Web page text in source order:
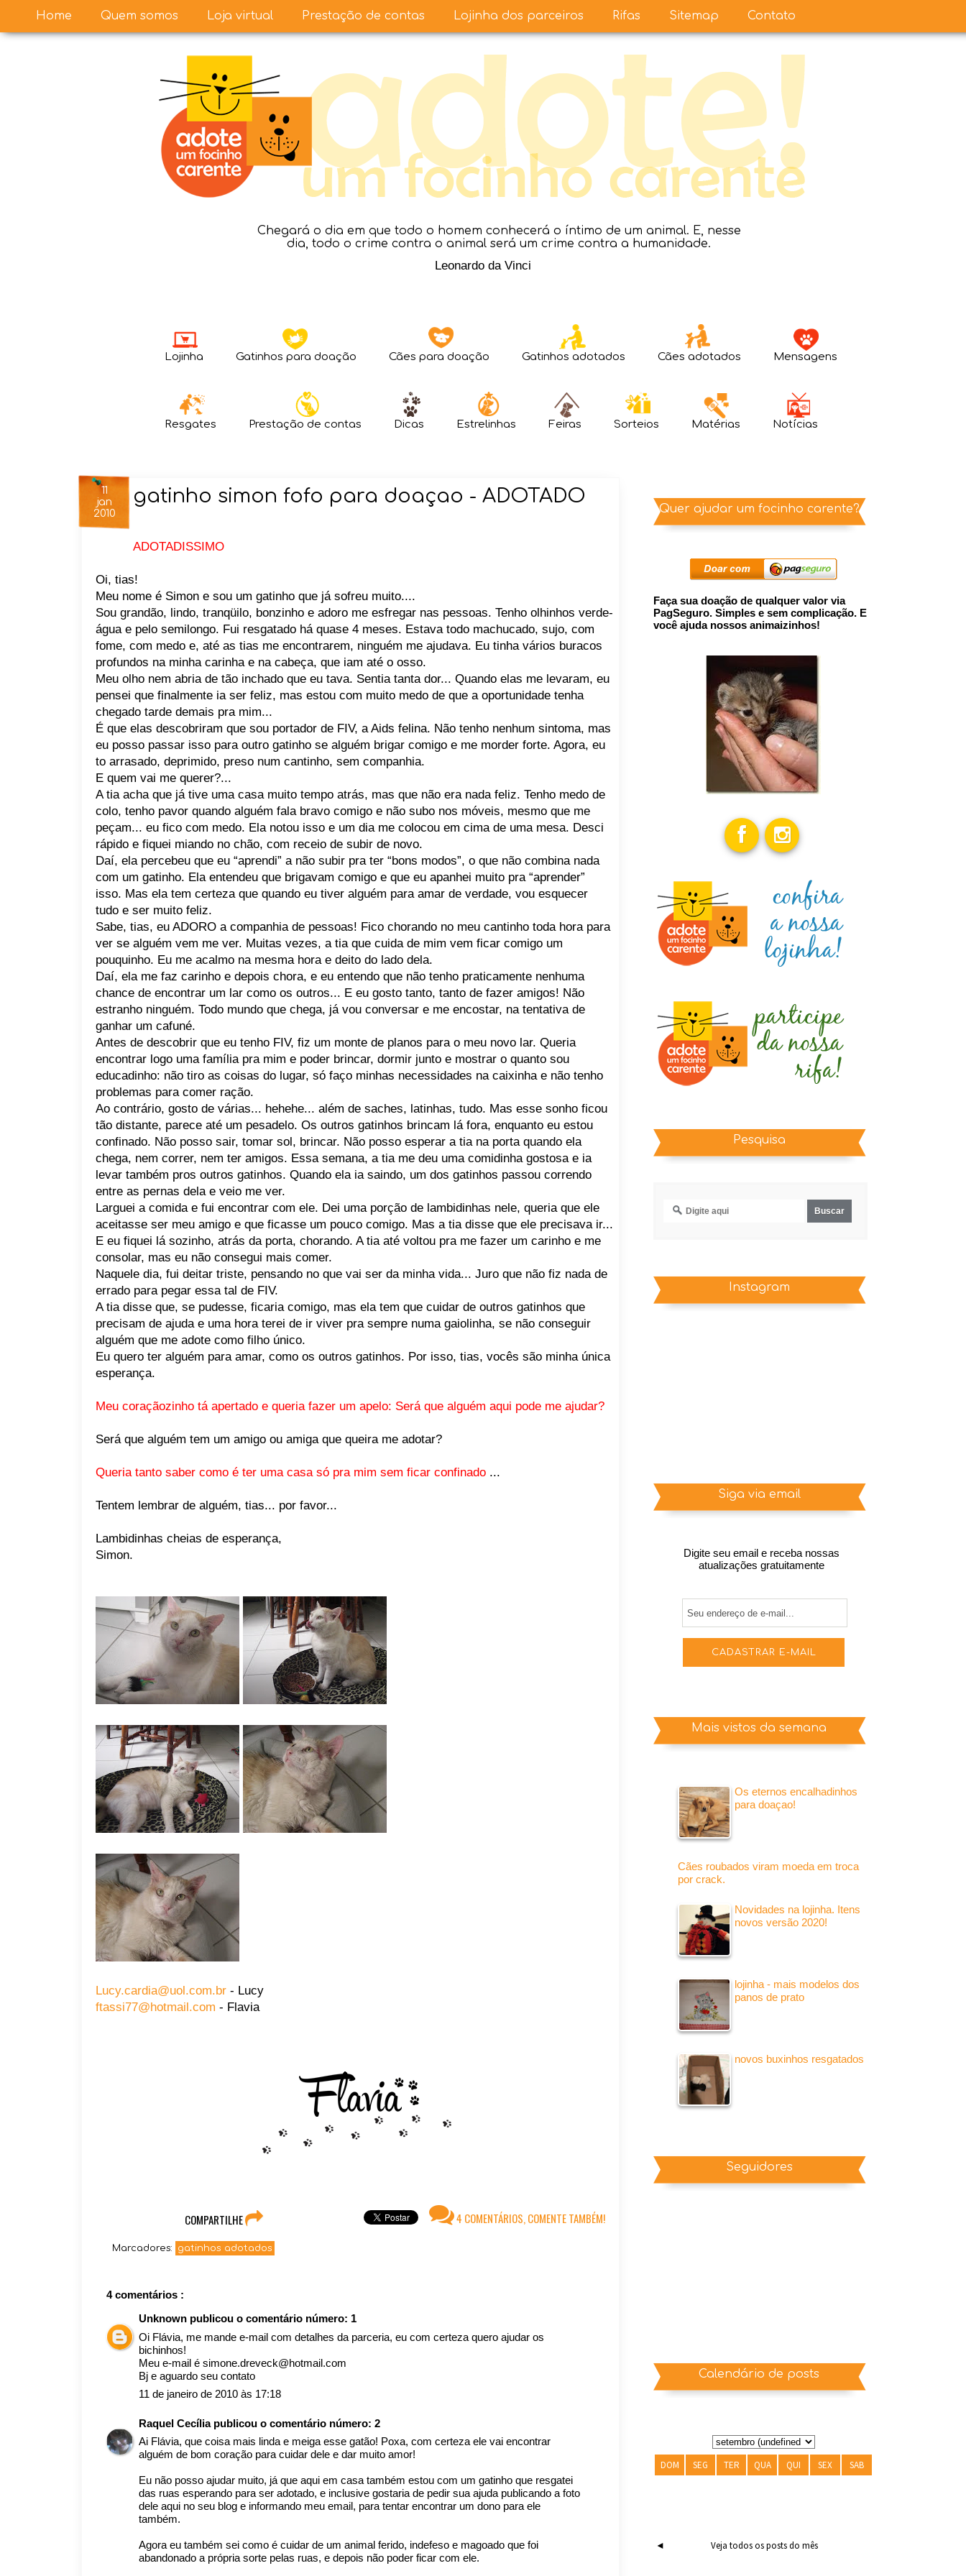
Chegará o dia em que todo o homem conhecerá o íntimo de um animal. E, nesse
dia, todo o crime contra o animal será um crime contra a humanidade.
Leonardo da Vinci
Lojinha Gatinhos para doação Cães para doação Gatinhos adotados Cães adotados Mensagens
Resgates Prestação de contas Dicas Estrelinhas Feiras Sorteios Matérias Notícias
11
jan
2010
gatinho simon fofo para doaçao - ADOTADO
ADOTADISSIMO
Oi, tias!
Meu nome é Simon e sou um gatinho que já sofreu muito....
Sou grandão, lindo, tranqüilo, bonzinho e adoro me esfregar nas pessoas. Tenho olhinhos verde-
água e pelo semilongo. Fui resgatado há quase 4 meses. Estava todo machucado, sujo, com
fome, com medo e, até as tias me encontrarem, ninguém me ajudava. Eu tinha vários buracos
profundos na minha carinha e na cabeça, que iam até o osso.
Meu olho nem abria de tão inchado que eu tava. Sentia tanta dor... Quando elas me levaram, eu
pensei que finalmente ia ser feliz, mas estou com muito medo de que a oportunidade tenha
chegado tarde demais pra mim...
É que elas descobriram que sou portador de FIV, a Aids felina. Não tenho nenhum sintoma, mas
eu posso passar isso para outro gatinho se alguém brigar comigo e me morder forte. Agora, eu
to arrasado, deprimido, preso num cantinho, sem companhia.
E quem vai me querer?...
A tia acha que já tive uma casa muito tempo atrás, mas que não era nada feliz. Tenho medo de
colo, tenho pavor quando alguém fala bravo comigo e não subo nos móveis, mesmo que me
peçam... eu fico com medo. Ela notou isso e um dia me colocou em cima de uma mesa. Desci
rápido e fiquei miando no chão, com receio de subir de novo.
Daí, ela percebeu que eu “aprendi” a não subir pra ter “bons modos”, o que não combina nada
com um gatinho. Ela entendeu que brigavam comigo e que eu apanhei muito pra “aprender”
isso. Mas ela tem certeza que quando eu tiver alguém para amar de verdade, vou esquecer
tudo e ser muito feliz.
Sabe, tias, eu ADORO a companhia de pessoas! Fico chorando no meu cantinho toda hora para
ver se alguém vem me ver. Muitas vezes, a tia que cuida de mim vem ficar comigo um
pouquinho. Eu me acalmo na mesma hora e deito do lado dela.
Daí, ela me faz carinho e depois chora, e eu entendo que não tenho praticamente nenhuma
chance de encontrar um lar como os outros... E eu gosto tanto, tanto de fazer amigos! Não
estranho ninguém. Todo mundo que chega, já vou conversar e me encostar, na tentativa de
ganhar um cafuné.
Antes de descobrir que eu tenho FIV, fiz um monte de planos para o meu novo lar. Queria
encontrar logo uma família pra mim e poder brincar, dormir junto e mostrar o quanto sou
educadinho: não tiro as coisas do lugar, só faço minhas necessidades na caixinha e não tenho
problemas para comer ração.
Ao contrário, gosto de várias... hehehe... além de saches, latinhas, tudo. Mas esse sonho ficou
tão distante, parece até um pesadelo. Os outros gatinhos brincam lá fora, enquanto eu estou
confinado. Não posso sair, tomar sol, brincar. Não posso esperar a tia na porta quando ela
chega, nem correr, nem ter amigos. Essa semana, a tia me deu uma comidinha gostosa e ia
levar também pros outros gatinhos. Quando ela ia saindo, um dos gatinhos passou correndo
entre as pernas dela e veio me ver.
Larguei a comida e fui encontrar com ele. Dei uma porção de lambidinhas nele, queria que ele
aceitasse ser meu amigo e que ficasse um pouco comigo. Mas a tia disse que ele precisava ir...
E eu fiquei lá sozinho, atrás da porta, chorando. A tia até voltou pra me fazer um carinho e me
consolar, mas eu não consegui mais comer.
Naquele dia, fui deitar triste, pensando no que vai ser da minha vida... Juro que não fiz nada de
errado para pegar essa tal de FIV.
A tia disse que, se pudesse, ficaria comigo, mas ela tem que cuidar de outros gatinhos que
precisam de ajuda e uma hora terei de ir viver pra sempre numa gaiolinha, se não conseguir
alguém que me adote como filho único.
Eu quero ter alguém para amar, como os outros gatinhos. Por isso, tias, vocês são minha única
esperança.
Meu coraçãozinho tá apertado e queria fazer um apelo: Será que alguém aqui pode me ajudar?
Será que alguém tem um amigo ou amiga que queira me adotar?
Queria tanto saber como é ter uma casa só pra mim sem ficar confinado ...
Tentem lembrar de alguém, tias... por favor...
Lambidinhas cheias de esperança,
Simon.
Lucy.cardia@uol.com.br - Lucy
ftassi77@hotmail.com - Flavia
4 COMENTÁRIOS, COMENTE TAMBÉM!
COMPARTILHE
Marcadores: gatinhos adotados
4 comentários :
Unknown publicou o comentário número: 1
Oi Flávia, me mande e-mail com detalhes da parceria, eu com certeza quero ajudar os
bichinhos!
Meu e-mail é simone.dreveck@hotmail.com
Bj e aguardo seu contato
11 de janeiro de 2010 às 17:18
Raquel Cecília publicou o comentário número: 2
Ai Flávia, que coisa mais linda e meiga esse gatão! Poxa, com certeza ele vai encontrar
alguém de bom coração para cuidar dele e dar muito amor!
Eu não posso ajudar muito, já que aqui em casa também estou com um gatinho que resgatei
das ruas esperando para ser adotado, e inclusive gostaria de pedir sua ajuda publicando a foto
dele aqui no seu blog e informando meu email, para tentar encontrar um dono para ele
também.
Agora eu também sei como é cuidar de um animal ferido, indefeso e magoado que foi
abandonado a própria sorte pelas ruas, e depois não poder ficar com ele.
Home Quem somos Loja virtual Prestação de contas Lojinha dos parceiros Rifas Sitemap Contato
Quer ajudar um focinho carente?
Faça sua doação de qualquer valor via
PagSeguro. Simples e sem complicação. E
você ajuda nossos animaizinhos!
Pesquisa
Instagram
Siga via email
Digite seu email e receba nossas
atualizações gratuitamente
Mais vistos da semana
Os eternos encalhadinhos
para doaçao!
Cães roubados viram moeda em troca
por crack.
Novidades na lojinha. Itens
novos versão 2020!
lojinha - mais modelos dos
panos de prato
novos buxinhos resgatados
Seguidores
Calendário de posts
DOM SEG TER QUA QUI SEX SAB
◄ Veja todos os posts do mês